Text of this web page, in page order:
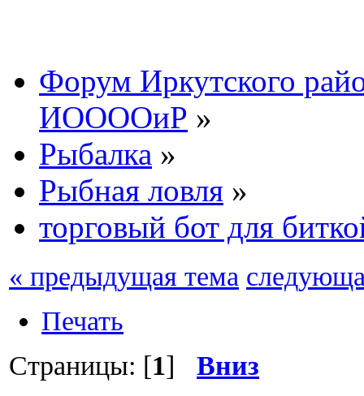
Форум Иркутского
ИООООиР »
Рыбалка »
Рыбная ловля »
торговый бот для
« предыдущая тема
Печать
Страницы: [1] Вниз